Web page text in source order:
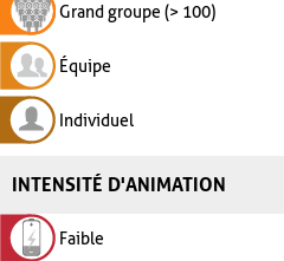
Grand groupe (> 100)
Équipe
Individuel
INTENSITÉ D'ANIMATION
Faible